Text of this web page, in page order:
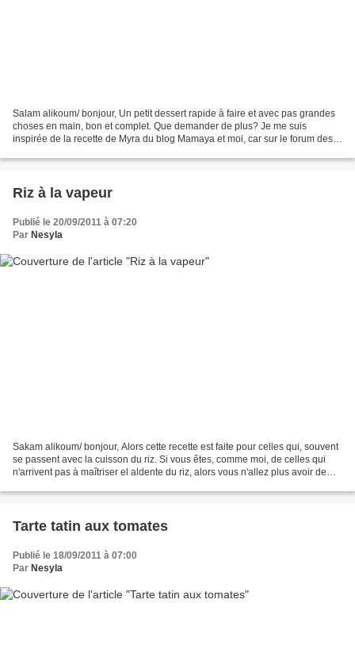
Salam alikoum/ bonjour, Un petit dessert rapide à faire et avec pas grandes
choses en main, bon et complet. Que demander de plus? Je me suis
inspirée de la recette de Myra du blog Mamaya et moi, car sur le forum des
Riz à la vapeur
Publié le 20/09/2011 à 07:20
Par Nesyla
Sakam alikoum/ bonjour, Alors cette recette est faite pour celles qui, souvent
se passent avec la cuisson du riz. Si vous êtes, comme moi, de celles qui
n'arrivent pas à maîtriser el aldente du riz, alors vous n'allez plus avoir de
Tarte tatin aux tomates
Publié le 18/09/2011 à 07:00
Par Nesyla